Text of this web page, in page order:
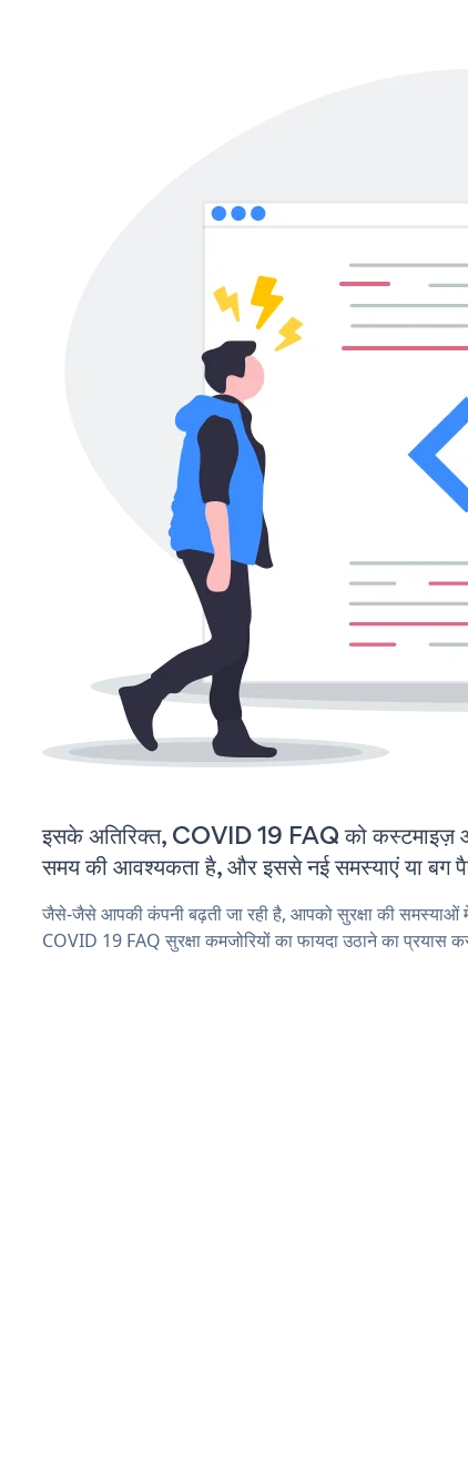
इसके अतिरिक्त, COVID 19 FAQ को
समय की आवश्यकता है, और इससे नई समस्याएं या बग
जैसे-जैसे आपकी कंपनी बढ़ती जा रही है, आपको सुरक्षा की समस्याओं
COVID 19 FAQ सुरक्षा कमजोरियों का फायदा उठाने का प्रयास